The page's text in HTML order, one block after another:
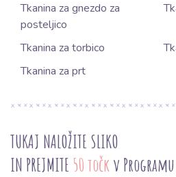
Tkanina za gnezdo za
posteljico
Tkanina za torbico
Tkanina za prt
TUKAJ NALOŽITE SLIKO
IN PREJMITE 50 točk v